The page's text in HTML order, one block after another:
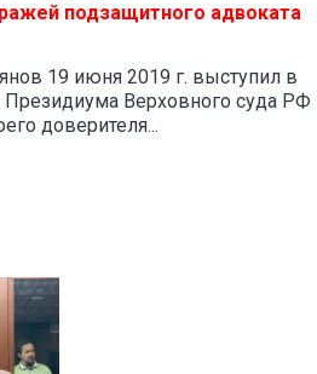
подзащитного адвоката
19 июня 2019 г. выступил в
Президиума Верховного суда РФ
доверителя...